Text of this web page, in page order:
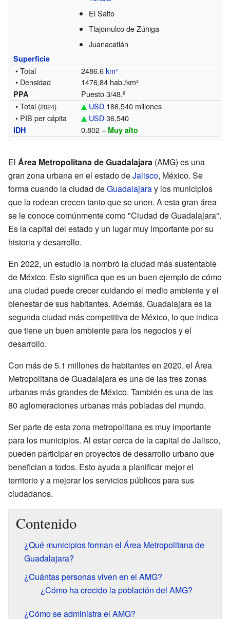
El Salto
Tlajomulco de Zúñiga
Juanacatlán
Superficie
• Total 2486.6km²
• Densidad
1476,84 hab./km²
PPA
Puesto 3/48.º
• Total (2024) USD 186,540 millones
• PIB per cápita
USD36,540
IDH 0.802 – Muy alto
El Área Metropolitana de Guadalajara (AMG) es una
gran zona urbana en el estado deJalisco, México. Se
forma cuando la ciudad deGuadalajaray los municipios
que la rodean crecen tanto que se unen. A esta gran área
se le conoce comúnmente como "Ciudad de Guadalajara".
Es la capital del estado y un lugar muy importante por su
historia y desarrollo.
En 2022, un estudio la nombró la ciudad más sustentable
de México. Esto significa que es un buen ejemplo de cómo
una ciudad puede crecer cuidando el medio ambiente y el
bienestar de sus habitantes. Además, Guadalajara es la
segunda ciudad más competitiva de México, lo que indica
que tiene un buen ambiente para los negocios y el
desarrollo.
Con más de 5.1 millones de habitantes en 2020, el Área
Metropolitana de Guadalajara es una de las tres zonas
urbanas más grandes de México. También es una de las
80 aglomeraciones urbanas más pobladas del mundo.
Ser parte de esta zona metropolitana es muy importante
para los municipios. Al estar cerca de la capital de Jalisco,
pueden participar en proyectos de desarrollo urbano que
benefician a todos. Esto ayuda a planificar mejor el
territorio y a mejorar los servicios públicos para sus
ciudadanos.
Contenido
¿Qué municipios forman el Área Metropolitana de
Guadalajara?
¿Cuántas personas viven en el AMG?
¿Cómo ha crecido la población del AMG?
¿Cómo se administra el AMG?